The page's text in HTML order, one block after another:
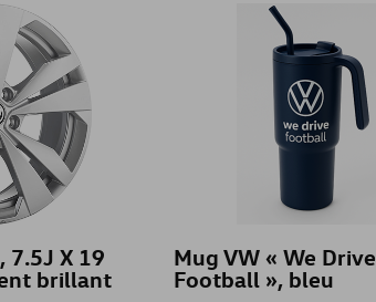
7.5J X 19
brillant
Mug VW « We Drive
Football », bleu